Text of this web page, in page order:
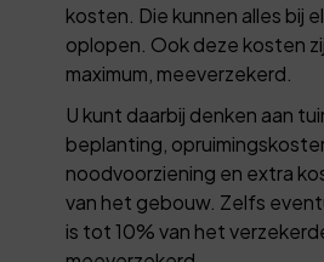
kosten. Die kunnen alles bij
oplopen. Ook deze kosten
maximum, meeverzekerd.
U kunt daarbij denken aan
beplanting,
noodvoorziening en extra
van het gebouw. Zelfs
is tot 10% van het